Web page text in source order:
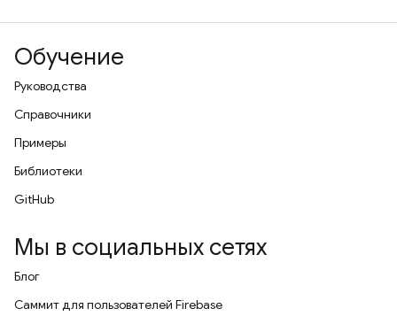
Обучение
Руководства
Справочники
Примеры
Библиотеки
GitHub
Мы в социальных сетях
Блог
Саммит для пользователей Firebase